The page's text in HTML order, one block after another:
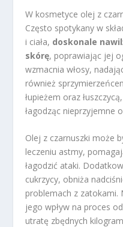
W kosmetyce olej z
Często spotykany w
i ciała, doskonale
skórę, poprawiając jej
wzmacnia włosy,
również
łupieżem oraz
łagodząc nieprzyjemne
Olej z czarnuszki może
leczeniu astmy,
łagodzić ataki.
cukrzycy, obniża
problemach z zatokami.
jego wpływ na proces
utratę zbędnych